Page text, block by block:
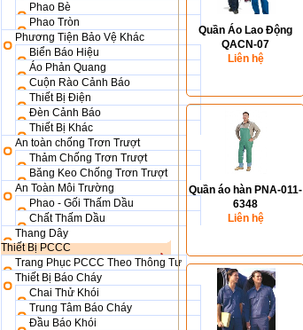
Phao Bè
Phao Tròn
Phương Tiện Bảo Vệ Khác
Biển Báo Hiệu
Áo Phản Quang
Cuộn Rào Cảnh Báo
Thiết Bị Điện
Đèn Cảnh Báo
Thiết Bị Khác
An toàn chống Trơn Trượt
Thảm Chống Trơn Trượt
Băng Keo Chống Trơn Trượt
An Toàn Môi Trường
Phao - Gối Thấm Dầu
Chất Thấm Dầu
Thang Dây
Thiết Bị PCCC
Trang Phục PCCC Theo Thông Tư
Thiết Bị Báo Cháy
Chai Thử Khói
Trung Tâm Báo Cháy
Đầu Báo Khói
Quần Áo Lao Động
QACN-07
Liên hệ
Quần áo hàn PNA-011-
6348
Liên hệ